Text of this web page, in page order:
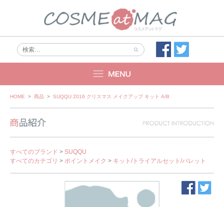
Skip
HOME > 商品 > SUQQU 2016 クリスマス メイクアップ キット A/B
すべてのブランド > SUQQU
すべてのカテゴリ > ポイントメイク > キット/トライアルセット/パレット